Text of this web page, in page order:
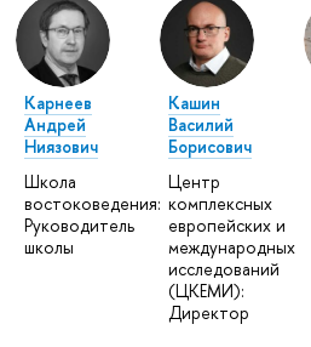
Карнеев
Андрей
Ниязович
Школа
востоковедения:
Руководитель
школы
Кашин
Василий
Борисович
Центр
комплексных
европейских и
международных
исследований
(ЦКЕМИ):
Директор